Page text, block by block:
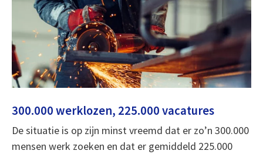
300.000 werklozen, 225.000 vacatures
De situatie is op zijn minst vreemd dat er zo’n 300.000
mensen werk zoeken en dat er gemiddeld 225.000